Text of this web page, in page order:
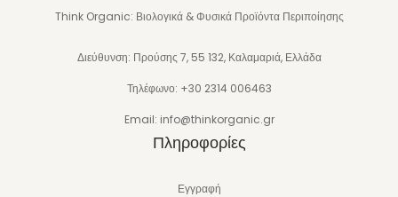
Think Organic: Βιολογικά & Φυσικά Προϊόντα Περιποίησης
Διεύθυνση: Προύσης 7, 55 132, Καλαμαριά, Ελλάδα
Τηλέφωνο: +30 2314 006463
Email: info@thinkorganic.gr
Πληροφορίες
Εγγραφή